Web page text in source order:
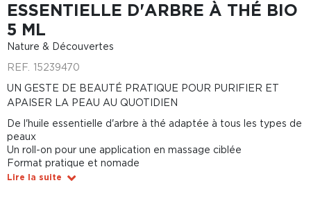
ESSENTIELLE D'ARBRE À THÉ BIO
5 ML
Nature & Découvertes
REF. 15239470
UN GESTE DE BEAUTÉ PRATIQUE POUR PURIFIER ET
APAISER LA PEAU AU QUOTIDIEN
De l'huile essentielle d'arbre à thé adaptée à tous les types de
peaux
Un roll-on pour une application en massage ciblée
Format pratique et nomade
Lire la suite